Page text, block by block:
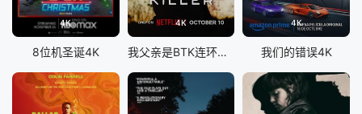
4K
8位机圣诞4K
4K
我父亲是BTK连环杀手4K
4K
我们的错误4K